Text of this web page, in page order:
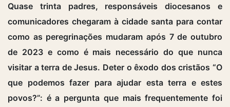
Quase trinta padres, responsáveis diocesanos e
comunicadores chegaram à cidade santa para contar
como as peregrinações mudaram após 7 de outubro
de 2023 e como é mais necessário do que nunca
visitar a terra de Jesus. Deter o êxodo dos cristãos “O
que podemos fazer para ajudar esta terra e estes
povos?”: é a pergunta que mais frequentemente foi